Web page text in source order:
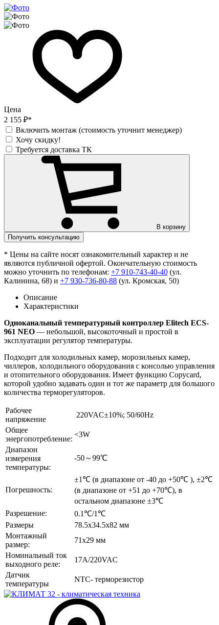
Цена
2 155 ₽*
Включить монтаж (стоимость уточнит менеджер)
Хочу скидку!
Требуется доставка ТК
В корзину
Получить консультацию
* Цены на сайте носят ознакомительный характер и не
являются публичной офертой. Окончательную стоимость
можно уточнить по телефонам: +7 910-743-40-40 (ул.
Калинина, 68) и +7 930-736-80-88 (ул. Кромская, 50)
Описание
Характеристики
Одноканальный температурный контроллер Elitech ECS-
961 NEO — небольшой, высокоточный и простой в
эксплуатации регулятор температуры.
Подходит для холодильных камер, морозильных камер,
чиллеров, холодильного оборудования с консолью управления
и отопительного оборудования. Имеет функцию Copycard,
которой удобно задавать один и тот же параметр для большого
количества терморегуляторов.
Рабочее
напряжение
220VAC±10%; 50/60Hz
Общее
энергопотребление:
<3W
Диапазон
измерения
температуры:
-50～99℃
Погрешность:
±1℃ (в диапазоне от -40 до +50℃ ), ±2℃
(в диапазоне от +51 до +70℃), в
остальном диапазоне ±3℃
Разрешение:
0.1℃/1℃
Размеры
78.5х34.5х82 мм
Монтажный
размер:
71х29 мм
Номинальный ток
выходного реле:
17A/220VAC
Датчик
температуры
NTC- терморезистор